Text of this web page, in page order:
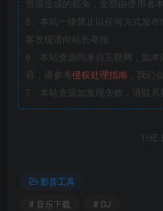
资源造成的损失，全部由使用者
5、本站一律禁止以任何方式发
客发现请向站长举报
6、本站资源均来自互联网，如
容，请参考侵权处理指南 ，我们
7、本站资源如发现失效，请联系
THE
影音工具
# 音乐下载
# DJ